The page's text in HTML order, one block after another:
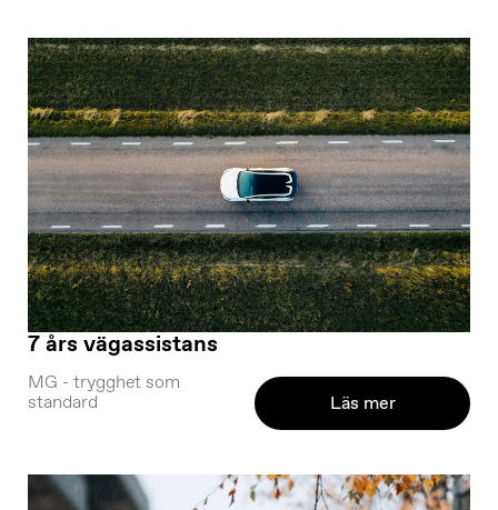
7 års vägassistans
MG - trygghet som
standard
Läs mer